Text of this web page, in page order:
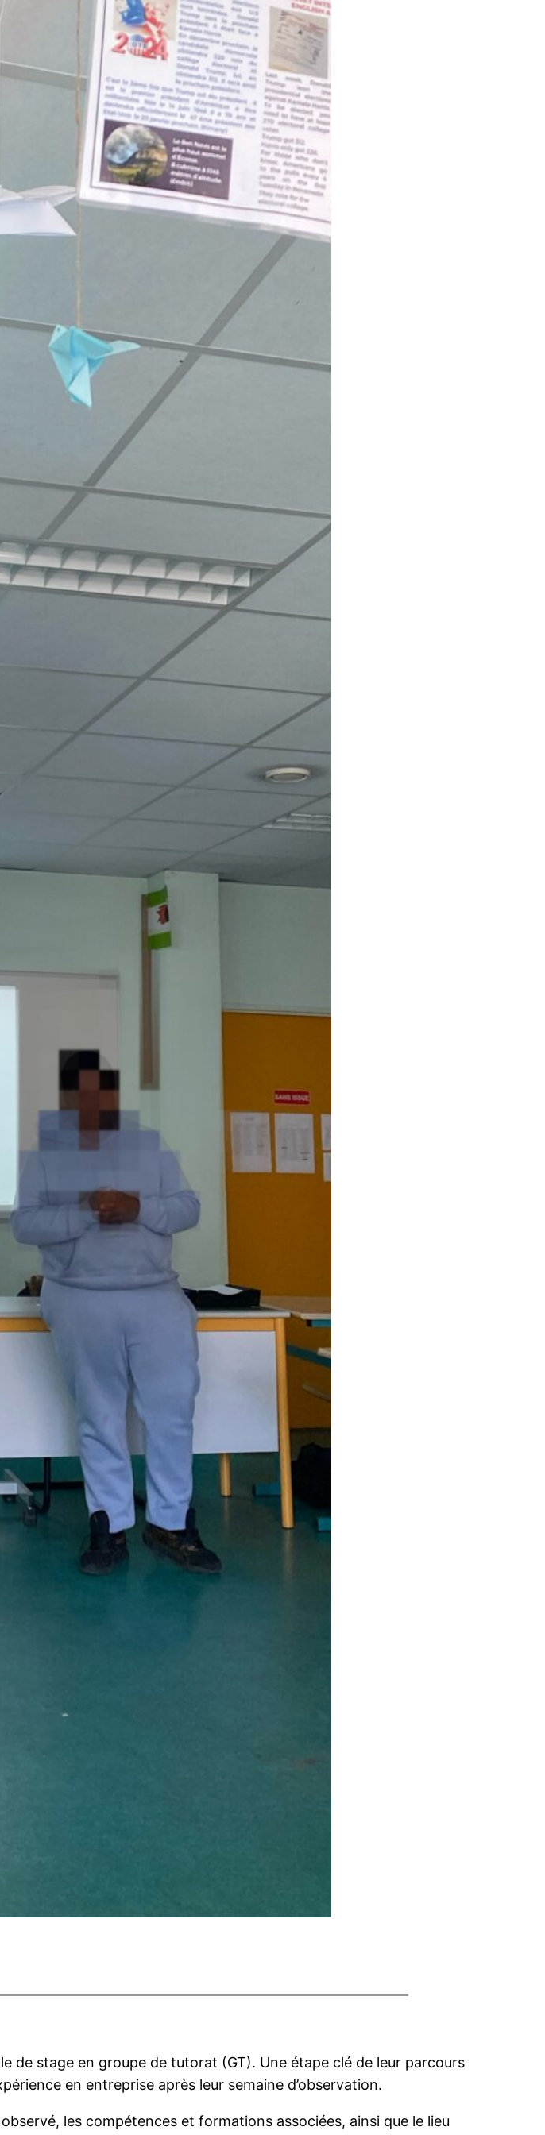
de stage en groupe de tutorat (GT). Une étape clé de leur parcours
en entreprise après leur semaine d’observation.
les compétences et formations associées, ainsi que le lieu